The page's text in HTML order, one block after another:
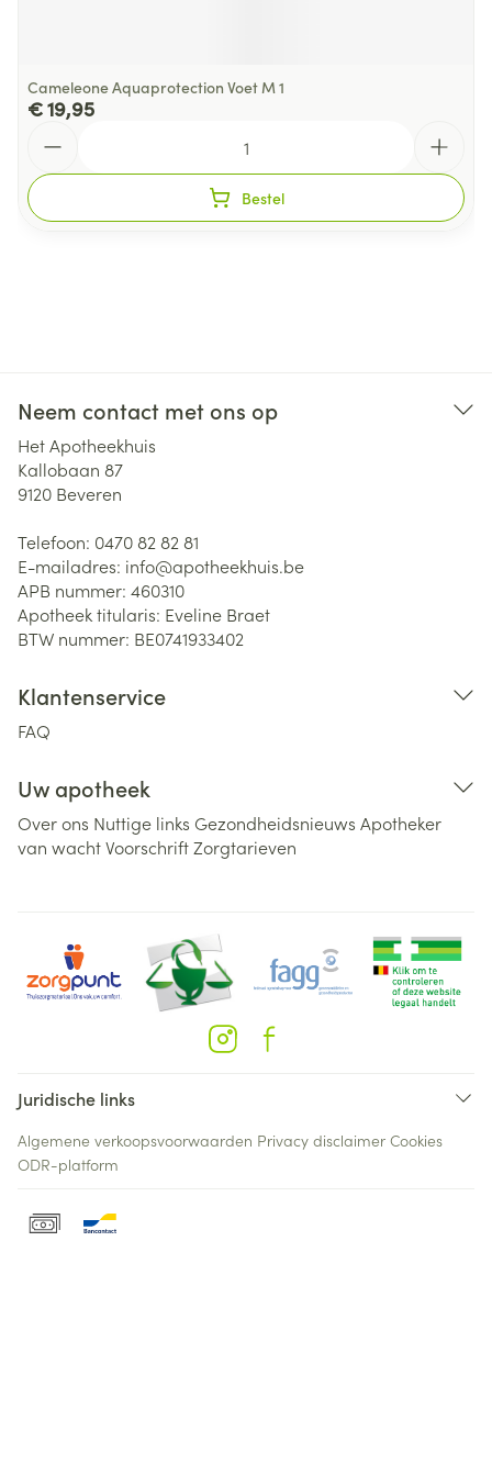
Cameleone Aquaprotection Voet M 1
€ 19,95
Bestel
Neem contact met ons op
Het Apotheekhuis
Kallobaan 87
9120 Beveren
Telefoon: 0470 82 82 81
E-mailadres: info@apotheekhuis.be
APB nummer: 460310
Apotheek titularis: Eveline Braet
BTW nummer: BE0741933402
Klantenservice
FAQ
Uw apotheek
Over ons Nuttige links Gezondheidsnieuws Apotheker
van wachtVoorschriftZorgtarieven
Juridische links
Algemene verkoopsvoorwaarden Privacy disclaimer Cookies
ODR-platform